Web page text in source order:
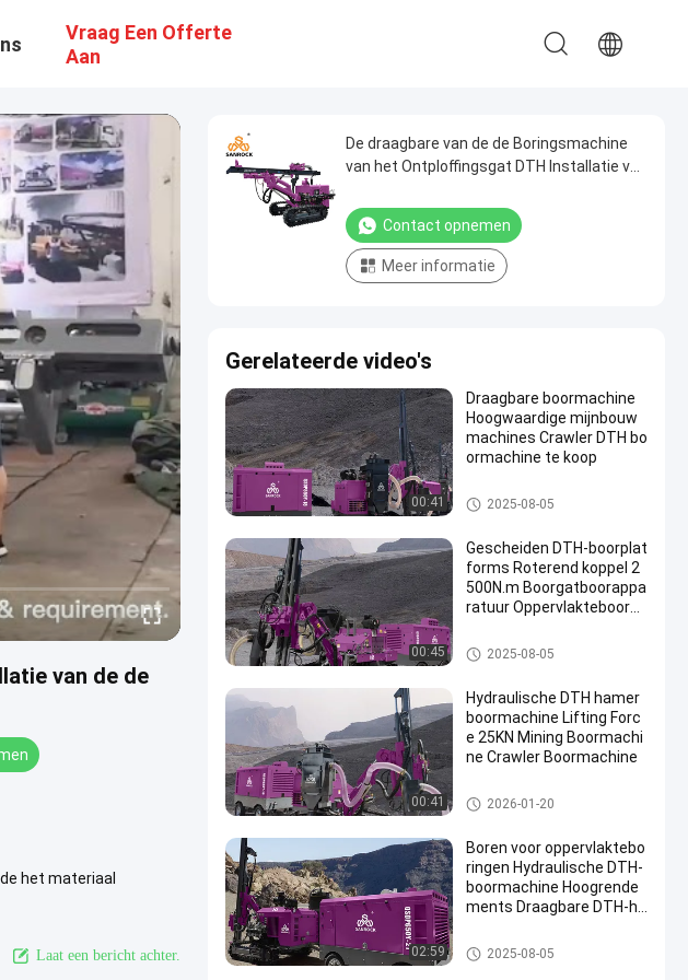
Vraag Een Offerte
Aan
van de de
het materiaal
Laat een bericht achter.
De draagbare van de de Boringsmachine
van het Ontploffingsgat DTH Installatie van
DTH Boring
Contact opnemen
Meer informatie
Gerelateerde video's
00:41
Draagbare boormachine
Hoogwaardige mijnbouw
machines Crawler DTH bo
ormachine te koop
DTH-Boringsmachine
2025-08-05
00:45
Gescheiden DTH-boorplat
forms Roterend koppel 2
500N.m Boorgatboorappa
ratuur Oppervlakteboorpl
DTH-Boringsmachine
2025-08-05
00:41
Hydraulische DTH hamer
boormachine Lifting Forc
e 25KN Mining Boormachi
ne Crawler Boormachine
DTH-Boringsmachine
2026-01-20
02:59
Boren voor oppervlaktebo
ringen Hydraulische DTH-
boormachine Hoogrende
ments Draagbare DTH-ha
DTH-Boringsmachine
2025-08-05